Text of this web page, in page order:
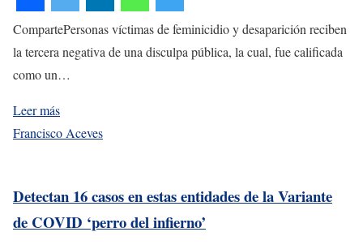
CompartePersonas víctimas de feminicidio y desaparición reciben
la tercera negativa de una disculpa pública, la cual, fue calificada
como un…
Leer más
Francisco Aceves
Detectan 16 casos en estas entidades de la Variante
de COVID ‘perro del infierno’